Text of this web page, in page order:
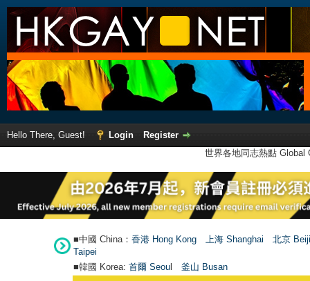
Hello There, Guest! Login
Register
世界各地同志熱點
■中國 China： 香港 Hong Kong 上海 Shanghai
北京
Taipei
■韓國 Korea: 首爾 Seoul 釜山 Busan